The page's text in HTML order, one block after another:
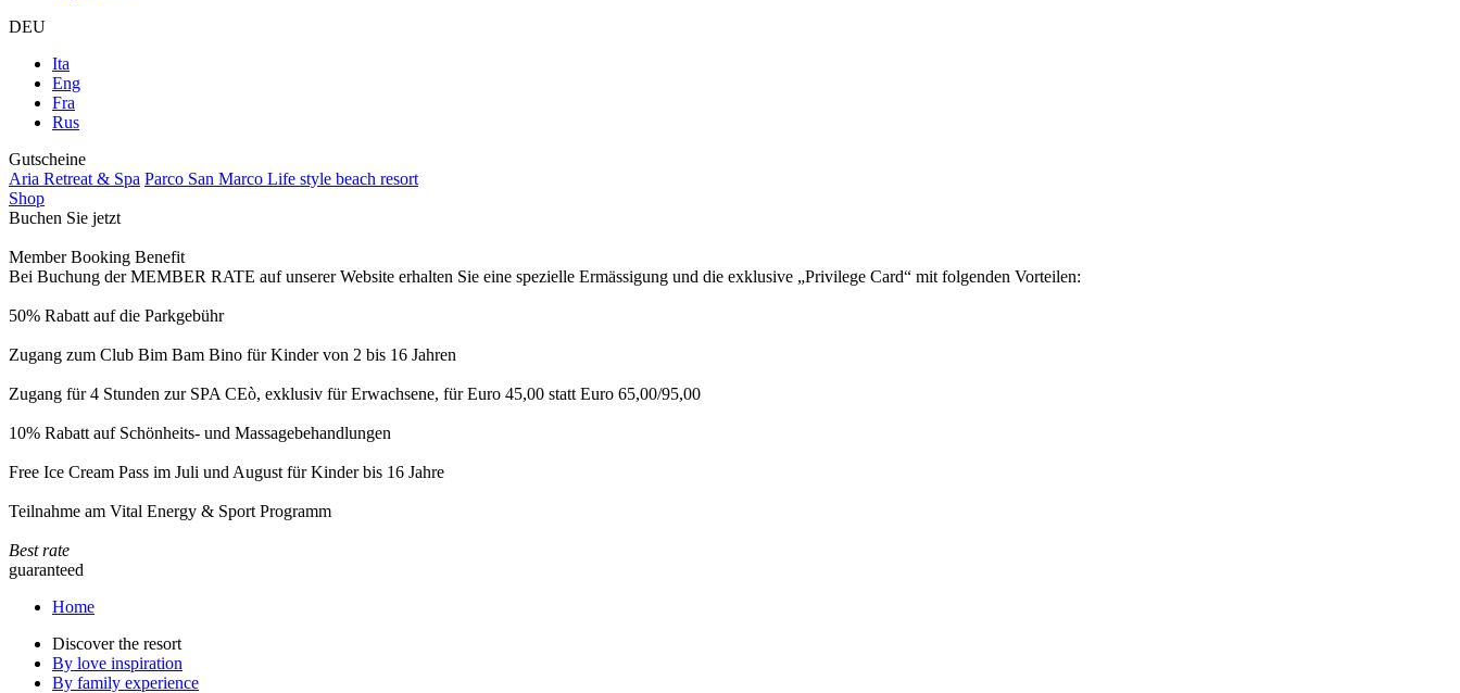
DEU
Ita
Eng
Fra
Rus
Gutscheine
Aria Retreat & Spa Parco San Marco Life style beach resort
Shop
Buchen Sie jetzt
Member Booking Benefit
Bei Buchung der MEMBER RATE auf unserer Website erhalten Sie eine spezielle Ermässigung und die exklusive „Privilege Card“ mit folgenden Vorteilen:
50% Rabatt auf die Parkgebühr
Zugang zum Club Bim Bam Bino für Kinder von 2 bis 16 Jahren
Zugang für 4 Stunden zur SPA CEò, exklusiv für Erwachsene, für Euro 45,00 statt Euro 65,00/95,00
10% Rabatt auf Schönheits- und Massagebehandlungen
Free Ice Cream Pass im Juli und August für Kinder bis 16 Jahre
Teilnahme am Vital Energy & Sport Programm
Best rate
guaranteed
Home
Discover the resort
By love inspiration
By family experience